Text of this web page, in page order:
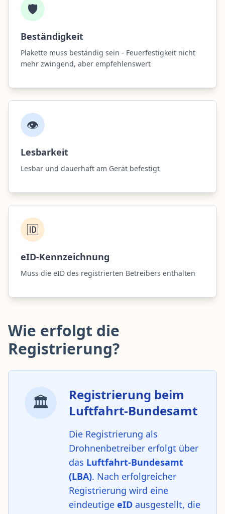
🛡️
Beständigkeit
Plakette muss beständig sein - Feuerfestigkeit nicht
mehr zwingend, aber empfehlenswert
👁️
Lesbarkeit
Lesbar und dauerhaft am Gerät befestigt
🆔
eID-Kennzeichnung
Muss die eID des registrierten Betreibers enthalten
Wie erfolgt die
Registrierung?
🏛️
Registrierung beim
Luftfahrt-Bundesamt
Die Registrierung als
Drohnenbetreiber erfolgt über
das Luftfahrt-Bundesamt
(LBA). Nach erfolgreicher
Registrierung wird eine
eindeutige eID ausgestellt, die